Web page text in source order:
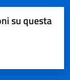
su questa